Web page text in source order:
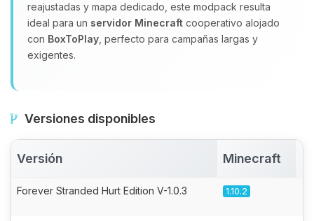
reajustadas y mapa dedicado, este modpack resulta
ideal para un servidor Minecraft cooperativo alojado
con BoxToPlay , perfecto para campañas largas y
exigentes.
Versiones disponibles
Versión Minecraft
Forever Stranded Hurt Edition V-1.0.3 1.10.2